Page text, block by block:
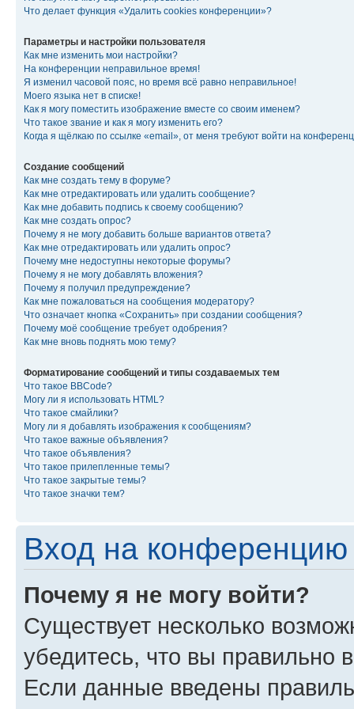
Что делает функция «Удалить cookies конференции»?
Параметры и настройки пользователя
Как мне изменить мои настройки?
На конференции неправильное время!
Я изменил часовой пояс, но время всё равно неправильное!
Моего языка нет в списке!
Как я могу поместить изображение вместе со своим именем?
Что такое звание и как я могу изменить его?
Когда я щёлкаю по ссылке «email», от меня требуют войти на
Создание сообщений
Как мне создать тему в форуме?
Как мне отредактировать или удалить сообщение?
Как мне добавить подпись к своему сообщению?
Как мне создать опрос?
Почему я не могу добавить больше вариантов ответа?
Как мне отредактировать или удалить опрос?
Почему мне недоступны некоторые форумы?
Почему я не могу добавлять вложения?
Почему я получил предупреждение?
Как мне пожаловаться на сообщения модератору?
Что означает кнопка «Сохранить» при создании сообщения?
Почему моё сообщение требует одобрения?
Как мне вновь поднять мою тему?
Форматирование сообщений и типы создаваемых тем
Что такое BBCode?
Могу ли я использовать HTML?
Что такое смайлики?
Могу ли я добавлять изображения к сообщениям?
Что такое важные объявления?
Что такое объявления?
Что такое прилепленные темы?
Что такое закрытые темы?
Что такое значки тем?
Вход на конференцию
Почему я не могу войти?
Существует несколько
убедитесь, что вы правильно
Если данные введены